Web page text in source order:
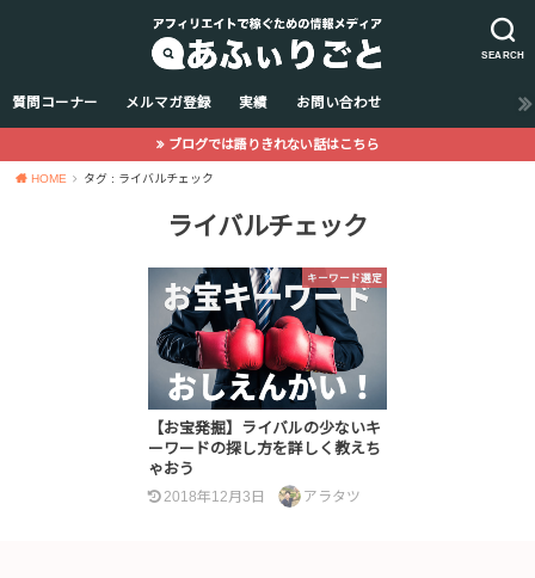
SEARCH
質問コーナー メルマガ登録 実績 お問い合わせ
ブログでは語りきれない話はこちら
HOME タグ : ライバルチェック
ライバルチェック
キーワード選定
【お宝発掘】ライバルの少ないキ
ーワードの探し方を詳しく教えち
ゃおう
2018年12月3日 アラタツ